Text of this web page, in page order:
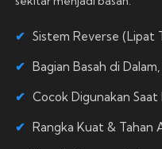
Sistem Reverse (Lipat
Bagian Basah di
Cocok Digunakan
Rangka Kuat & Tahan